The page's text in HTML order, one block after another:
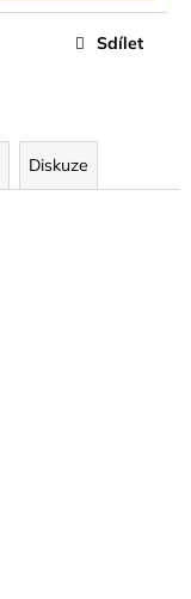
Sdílet
Diskuze